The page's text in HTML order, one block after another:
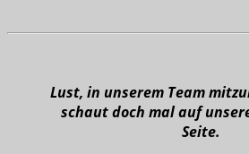
Lust, in unserem Team
schaut doch mal auf
Seite.